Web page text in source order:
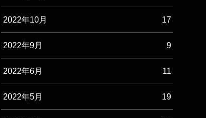
2022年10月 17
2022年9月 9
2022年6月 11
2022年5月 19